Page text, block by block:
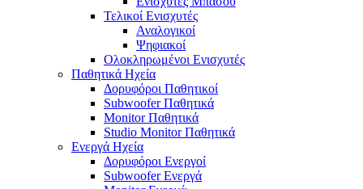
Τελικοί Ενισχυτές
Αναλογικοί
Ψηφιακοί
Ολοκληρωμένοι Ενισχυτές
Παθητικά Ηχεία
Δορυφόροι Παθητικοί
Subwoofer Παθητικά
Monitor Παθητικά
Studio Monitor Παθητικά
Ενεργά Ηχεία
Δορυφόροι Ενεργοί
Subwoofer Ενεργά